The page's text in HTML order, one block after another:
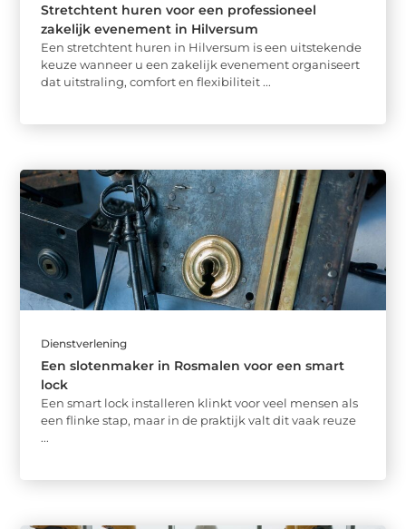
Stretchtent huren voor een professioneel
zakelijk evenement in Hilversum
Een stretchtent huren in Hilversum is een uitstekende
keuze wanneer u een zakelijk evenement organiseert
dat uitstraling, comfort en flexibiliteit ...
Dienstverlening
Een slotenmaker in Rosmalen voor een smart
lock
Een smart lock installeren klinkt voor veel mensen als
een flinke stap, maar in de praktijk valt dit vaak reuze
...